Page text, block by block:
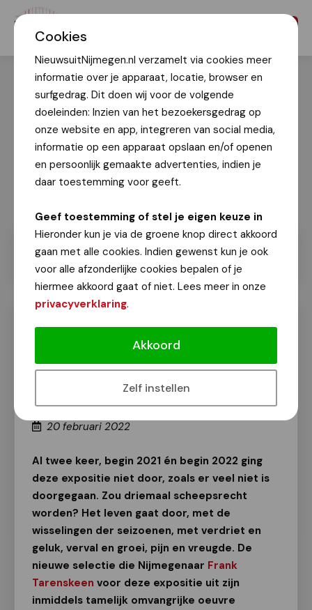
Cookies
NieuwsuitNijmegen.nl verzamelt via cookies meer
informatie over je apparaat, locatie, browser en
surfgedrag. Dit doen wij voor de volgende
doeleinden: Inzien van het bezoekersgedrag op
onze website en app, integreren van social media,
informatie op een apparaat opslaan en/of openen
en persoonlijk gemaakte advertenties, indien je
daar toestemming voor geeft.
Geef toestemming of stel je eigen keuze in
Hieronder kun je via de groene knop direct akkoord
gaan met alle cookies. Indien gewenst kun je ook
voor alle afzonderlijke cookies bepalen of je
hiermee akkoord gaat of niet. Lees meer in onze
privacyverklaring.
Akkoord
Zelf instellen
Driemaal is scheepsrecht: expositie
Frank Tarenskeen in kerkje van
Persingen
Van onze redactie
20 februari 2022
Al twee keer, begin 2021 én begin 2022 ging
deze expositie niet door, zoals er veel niet is
doorgegaan. Zou driemaal scheepsrecht
worden? Het leven gaat door, met de
wisselingen der seizoenen, met verdriet en
geluk, verval en groei, pijn en vreugde. De
nieuwe selectie die Nijmegenaar Frank
Tarenskeen voor deze expositie uit zijn
inmiddels tamelijk omvangrijke oeuvre